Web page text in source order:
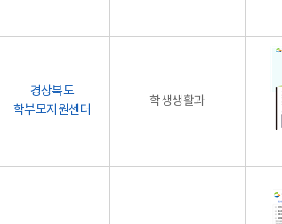
경상북도
학부모지원센터
학생생활과